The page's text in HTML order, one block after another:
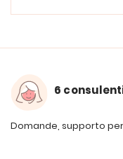
6
Domande, supporto